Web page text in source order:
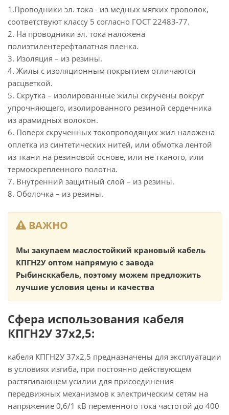
1.Проводники эл. тока - из медных мягких проволок,
соответствуют классу 5 согласно ГОСТ 22483-77.
2. На проводники эл. тока наложена
полиэтилентерефталатная пленка.
3. Изоляция – из резины.
4. Жилы с изоляционным покрытием отличаются
расцветкой.
5. Скрутка – изолированные жилы скручены вокруг
упрочняющего, изолированного резиной сердечника
из арамидных волокон.
6. Поверх скрученных токопроводящих жил наложена
оплетка из синтетических нитей, или обмотка лентой
из ткани на резиновой основе, или не тканого, или
термоскрепленного полотна.
7. Внутренний защитный слой – из резины.
8. Оболочка – из резины.
ВАЖНО
Мы закупаем маслостойкий крановый кабель
КПГН2У оптом напрямую с завода
Рыбинсккабель, поэтому можем предложить
лучшие условия цены и качества
Сфера использования кабеля
КПГН2У 37х2,5:
кабеля КПГН2У 37х2,5 предназначены для эксплуатации
в условиях изгиба, при постоянно действующем
растягивающем усилии для присоединения
передвижных механизмов к электрическим сетям на
напряжение 0,6/1 кВ переменного тока частотой до 400